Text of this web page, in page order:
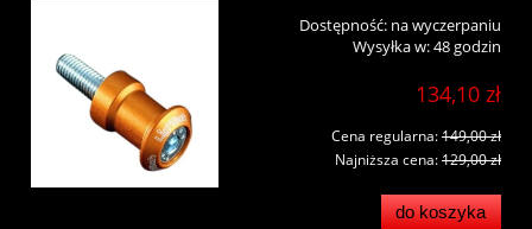
Dostępność: na wyczerpaniu
Wysyłka w:48 godzin
134,10 zł
Cena regularna:149,00 zł
Najniższa cena:129,00 zł
do koszyka